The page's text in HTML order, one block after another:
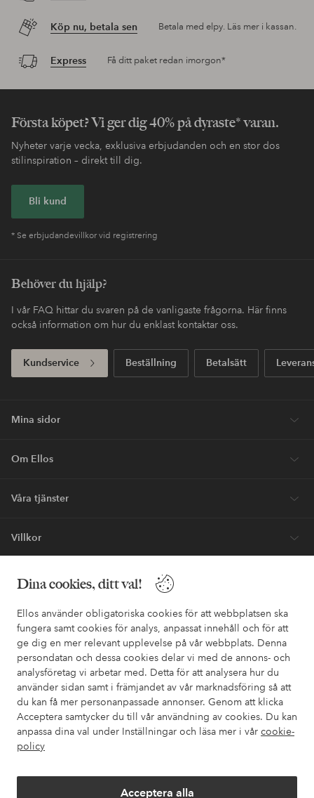
Dina cookies, ditt val!
Ellos använder obligatoriska cookies för att webbplatsen ska
fungera samt cookies för analys, anpassat innehåll och för att
ge dig en mer relevant upplevelse på vår webbplats. Denna
persondatan och dessa cookies delar vi med de annons- och
analysföretag vi arbetar med. Detta för att analysera hur du
använder sidan samt i främjandet av vår marknadsföring så att
du kan få mer personanpassade annonser. Genom att klicka
Acceptera samtycker du till vår användning av cookies. Du kan
anpassa dina val under Inställningar och läsa mer i vår cookie-
policy
Acceptera alla
Köp nu, betala sen Betala med elpy. Läs mer i kassan.
Express Få ditt paket redan imorgon*
Första köpet? Vi ger dig 40% på dyraste* varan.
Nyheter varje vecka, exklusiva erbjudanden och en stor dos
stilinspiration – direkt till dig.
Bli kund
* Se erbjudandevillkor vid registrering
Behöver du hjälp?
I vår FAQ hittar du svaren på de vanligaste frågorna. Här finns
också information om hur du enklast kontaktar oss.
Kundservice Beställning Betalsätt
Mina sidor
Om Ellos
Våra tjänster
Villkor
Vänner
Säkra betalningar - Betala direkt eller dela upp
Vill du veta mer om våra betalalternativ?
elpy elpy
Sverige - Välj land